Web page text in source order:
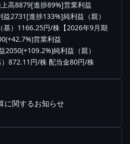
上高8879[進捗89%]営業利益
2731[進捗133%]純利益（親）
基）1166.25円/株【2026年9月期
営業利益
2050(+109.2%)純利益（親）
）872.11円/株 配当金80円/株
に関するお知らせ